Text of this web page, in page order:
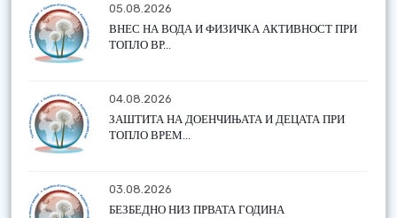
05.08.2026
ВНЕС НА ВОДА И ФИЗИЧКА АКТИВНОСТ ПРИ
ТОПЛО ВР...
04.08.2026
ЗАШТИТА НА ДОЕНЧИЊАТА И ДЕЦАТА ПРИ
ТОПЛО ВРЕМ...
03.08.2026
БЕЗБЕДНО НИЗ ПРВАТА ГОДИНА